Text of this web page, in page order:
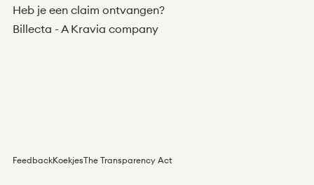
Heb je een claim ontvangen?
Billecta - A Kravia company
FeedbackKoekjesThe Transparency Act